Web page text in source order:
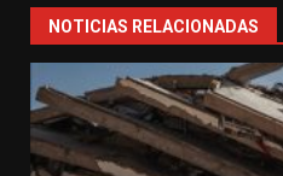
NOTICIAS RELACIONADAS